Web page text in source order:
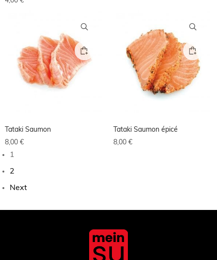
Tataki Saumon
8,00 €
Tataki Saumon épicé
8,00 €
1
2
Next